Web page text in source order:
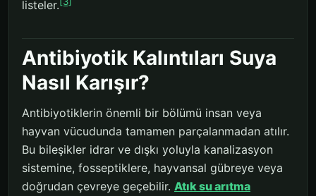
listeler.
Antibiyotik Kalıntıları Suya
Nasıl Karışır?
Antibiyotiklerin önemli bir bölümü insan veya
hayvan vücudunda tamamen parçalanmadan atılır.
Bu bileşikler idrar ve dışkı yoluyla kanalizasyon
sistemine, fosseptiklere, hayvansal gübreye veya
doğrudan çevreye geçebilir. Atık su arıtma